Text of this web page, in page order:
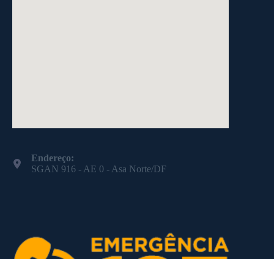
Endereço:
SGAN 916 - AE 0 - Asa Norte/DF